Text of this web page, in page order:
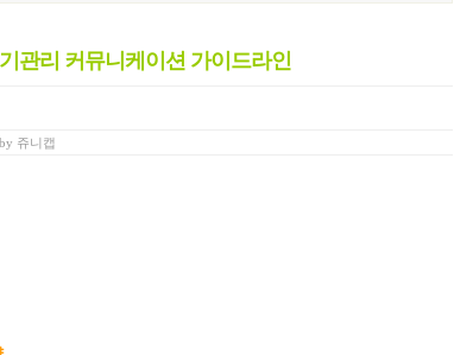
관리 커뮤니케이션 가이드라인
by 쥬니캡